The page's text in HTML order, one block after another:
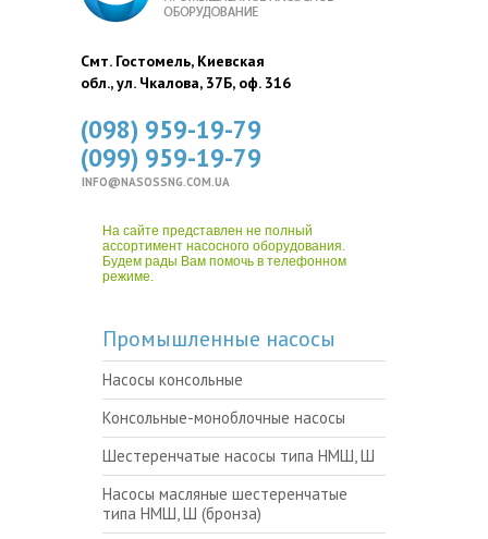
Смт. Гостомель, Киевская
обл., ул. Чкалова, 37Б, оф. 316
(098) 959-19-79
(099) 959-19-79
INFO@NASOSSNG.COM.UA
На сайте представлен не полный
ассортимент насосного оборудования.
Будем рады Вам помочь в телефонном
режиме.
Промышленные насосы
Насосы консольные
Консольные-моноблочные насосы
Шестеренчатые насосы типа НМШ, Ш
Насосы масляные шестеренчатые
типа НМШ, Ш (бронза)